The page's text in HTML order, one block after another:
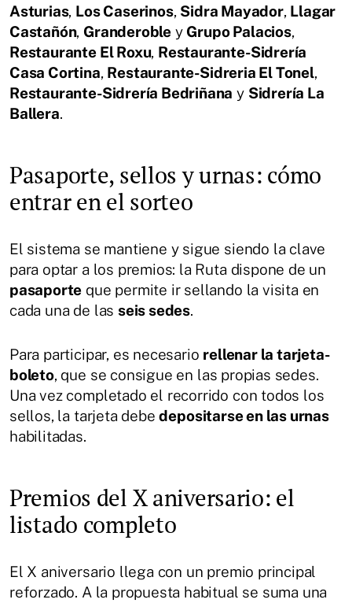
Asturias, Los Caserinos, Sidra Mayador, Llagar
Castañón, Granderoble y Grupo Palacios,
Restaurante El Roxu, Restaurante-Sidrería
Casa Cortina, Restaurante-Sidreria El Tonel,
Restaurante-Sidrería Bedriñana y Sidrería La
Ballera.
Pasaporte, sellos y urnas: cómo
entrar en el sorteo
El sistema se mantiene y sigue siendo la clave
para optar a los premios: la Ruta dispone de un
pasaporte que permite ir sellando la visita en
cada una de las seis sedes.
Para participar, es necesario rellenar la tarjeta-
boleto, que se consigue en las propias sedes.
Una vez completado el recorrido con todos los
sellos, la tarjeta debedepositarse en las urnas
habilitadas.
Premios del X aniversario: el
listado completo
El X aniversario llega con un premio principal
reforzado. A la propuesta habitual se suma una